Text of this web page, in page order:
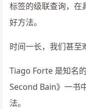
标签的级联查询，在
好方法。
时间一长，我们甚至
Tiago Forte 是知名
Second Bain》一书
法。